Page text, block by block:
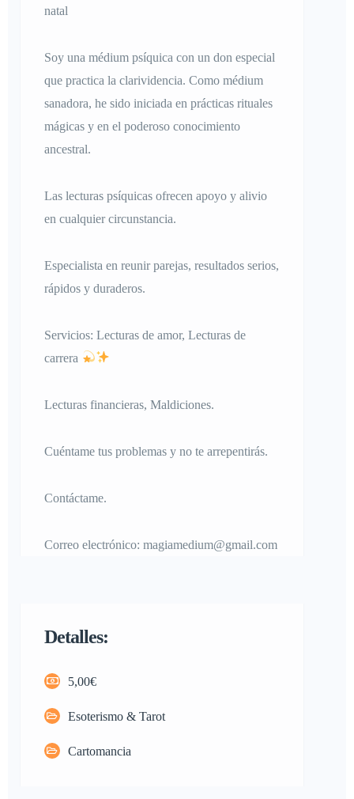
natal
Soy una médium psíquica con un don especial
que practica la clarividencia. Como médium
sanadora, he sido iniciada en prácticas rituales
mágicas y en el poderoso conocimiento
ancestral.
Las lecturas psíquicas ofrecen apoyo y alivio
en cualquier circunstancia.
Especialista en reunir parejas, resultados serios,
rápidos y duraderos.
Servicios: Lecturas de amor, Lecturas de
carrera
Lecturas financieras, Maldiciones.
Cuéntame tus problemas y no te arrepentirás.
Contáctame.
Correo electrónico: magiamedium@gmail.com
Detalles:
5,00€
Esoterismo & Tarot
Cartomancia